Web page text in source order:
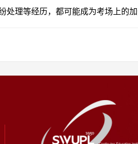
处理等经历，都可能成为考场上的加